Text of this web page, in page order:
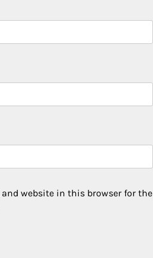
and website in this browser for the